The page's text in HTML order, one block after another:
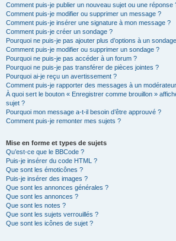
Comment puis-je publier un nouveau sujet ou une réponse
Comment puis-je modifier ou supprimer un message ?
Comment puis-je insérer une signature à mon message ?
Comment puis-je créer un sondage ?
Pourquoi ne puis-je pas ajouter plus d’options à un
Comment puis-je modifier ou supprimer un sondage ?
Pourquoi ne puis-je pas accéder à un forum ?
Pourquoi ne puis-je pas transférer de pièces jointes ?
Pourquoi ai-je reçu un avertissement ?
Comment puis-je rapporter des messages à un
À quoi sert le bouton « Enregistrer comme brouillon »
sujet ?
Pourquoi mon message a-t-il besoin d’être approuvé ?
Comment puis-je remonter mes sujets ?
Mise en forme et types de sujets
Qu’est-ce que le BBCode ?
Puis-je insérer du code HTML ?
Que sont les émoticônes ?
Puis-je insérer des images ?
Que sont les annonces générales ?
Que sont les annonces ?
Que sont les notes ?
Que sont les sujets verrouillés ?
Que sont les icônes de sujet ?